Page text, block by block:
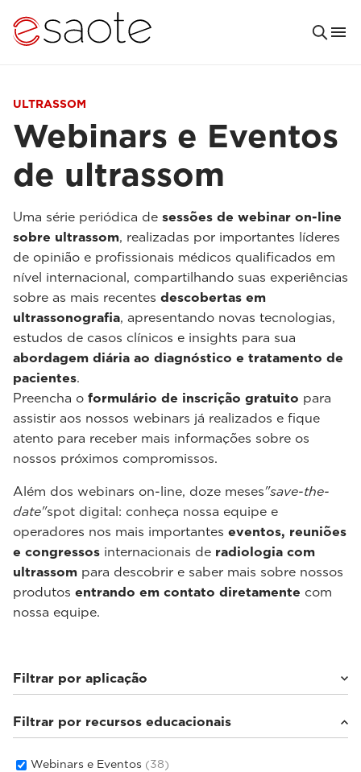
ULTRASSOM
Webinars e Eventos
de ultrassom
Uma série periódica de sessões de webinar on-line
sobre ultrassom, realizadas por importantes líderes
de opinião e profissionais médicos qualificados em
nível internacional, compartilhando suas experiências
sobre as mais recentes descobertas em
ultrassonografia, apresentando novas tecnologias,
estudos de casos clínicos e insights para sua
abordagem diária ao diagnóstico e tratamento de
pacientes.
Preencha o formulário de inscrição gratuito para
assistir aos nossos webinars já realizados e fique
atento para receber mais informações sobre os
nossos próximos compromissos.
Além dos webinars on-line, doze meses"save-the-
date"spot digital: conheça nossa equipe e
operadores nos mais importantes eventos, reuniões
e congressos internacionais de radiologia com
ultrassom para descobrir e saber mais sobre nossos
produtos entrando em contato diretamente com
nossa equipe.
Filtrar por aplicação
Cardiovascular(5)
Imagem geral(33)
Filtrar por recursos educacionais
Webinars e Eventos (38)